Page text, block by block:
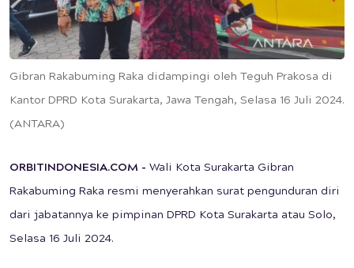
Gibran Rakabuming Raka didampingi oleh Teguh Prakosa di
Kantor DPRD Kota Surakarta, Jawa Tengah, Selasa 16 Juli 2024.
(ANTARA)
ORBITINDONESIA.COM - Wali Kota Surakarta Gibran
Rakabuming Raka resmi menyerahkan surat pengunduran diri
dari jabatannya ke pimpinan DPRD Kota Surakarta atau Solo,
Selasa 16 Juli 2024.